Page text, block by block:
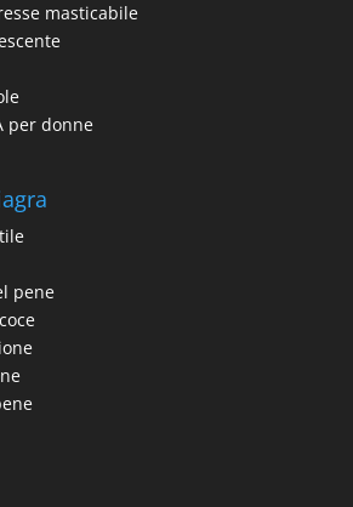
masticabile
per donne
pene